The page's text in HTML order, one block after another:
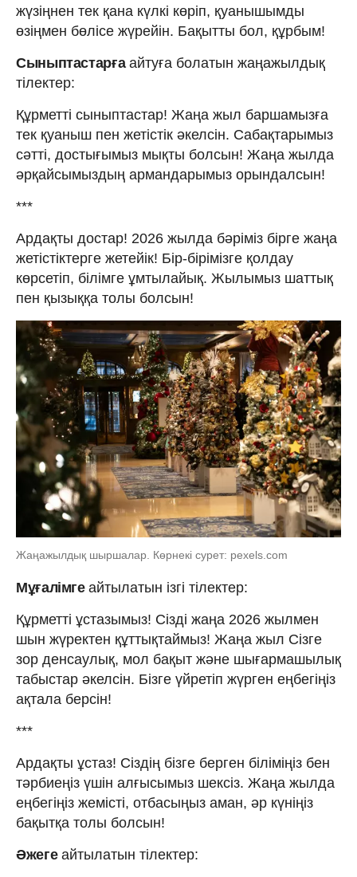
жүзіңнен тек қана күлкі көріп, қуанышымды
өзіңмен бөлісе жүрейін. Бақытты бол, құрбым!
Сыныптастарға айтуға болатын жаңажылдық
тілектер:
Құрметті сыныптастар! Жаңа жыл баршамызға
тек қуаныш пен жетістік әкелсін. Сабақтарымыз
сәтті, достығымыз мықты болсын! Жаңа жылда
әрқайсымыздың армандарымыз орындалсын!
***
Ардақты достар! 2026 жылда бәріміз бірге жаңа
жетістіктерге жетейік! Бір-бірімізге қолдау
көрсетіп, білімге ұмтылайық. Жылымыз шаттық
пен қызыққа толы болсын!
Жаңажылдық шыршалар. Көрнекі сурет: pexels.com
Мұғалімгеайтылатын ізгі тілектер:
Құрметті ұстазымыз! Сізді жаңа 2026 жылмен
шын жүректен құттықтаймыз! Жаңа жыл Сізге
зор денсаулық, мол бақыт және шығармашылық
табыстар әкелсін. Бізге үйретіп жүрген еңбегіңіз
ақтала берсін!
***
Ардақты ұстаз! Сіздің бізге берген біліміңіз бен
тәрбиеңіз үшін алғысымыз шексіз. Жаңа жылда
еңбегіңіз жемісті, отбасыңыз аман, әр күніңіз
бақытқа толы болсын!
Әжегеайтылатын тілектер: